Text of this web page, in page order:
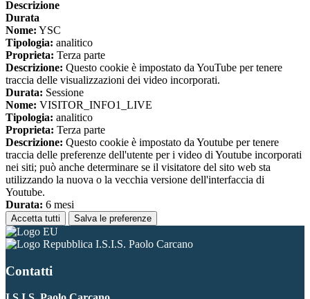
Descrizione
Durata
Nome: YSC
Tipologia: analitico
Proprieta: Terza parte
Descrizione: Questo cookie è impostato da YouTube per tenere
traccia delle visualizzazioni dei video incorporati.
Durata: Sessione
Nome: VISITOR_INFO1_LIVE
Tipologia: analitico
Proprieta: Terza parte
Descrizione: Questo cookie è impostato da Youtube per tenere
traccia delle preferenze dell'utente per i video di Youtube incorporati
nei siti; può anche determinare se il visitatore del sito web sta
utilizzando la nuova o la vecchia versione dell'interfaccia di
Youtube.
Durata: 6 mesi
Accetta tutti Salva le preferenze
I.S.I.S. Paolo Carcano
Contatti